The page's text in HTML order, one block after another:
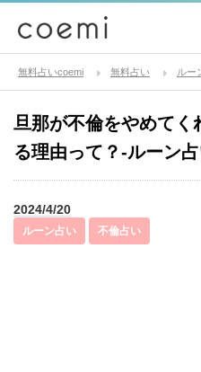
無料占いcoemi 無料占い ルー
旦那が不倫をやめて
る理由って？-ルーン
2024/4/20
ルーン占い 不倫占い